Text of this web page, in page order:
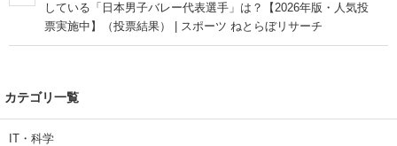
している「日本男子バレー代表選手」は？【2026年版・人気投
票実施中】（投票結果） | スポーツ ねとらぼリサーチ
カテゴリ一覧
IT・科学